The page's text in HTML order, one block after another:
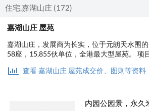
住宅,嘉湖山庄 (172)
嘉湖山庄 屋苑
嘉湖山庄，发展商为长实，位于元朗天水围
58座，15,855伙单位，全港最大型屋苑。 项
式任宅(均为嘉湖海逸酒店)，而天水围公园位
查看 嘉湖山庄 屋苑成交价、图则等资料
内园公园景，永久